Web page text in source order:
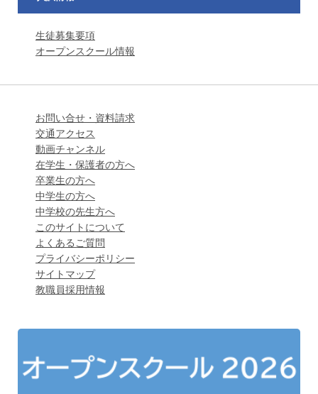
生徒募集要項
オープンスクール情報
お問い合せ・資料請求
交通アクセス
動画チャンネル
在学生・保護者の方へ
卒業生の方へ
中学生の方へ
中学校の先生方へ
このサイトについて
よくあるご質問
プライバシーポリシー
サイトマップ
教職員採用情報